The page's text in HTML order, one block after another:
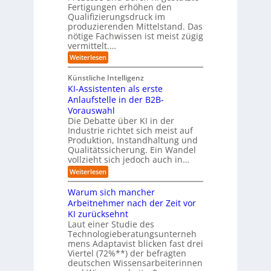
i
c
h
e
n
r
e
-
G
e
f
a
h
h
e
r
(
u
n
d
u
n
e
q
u
e
m
e
r
)
B
l
i
k
a
u
f
K
I
-
A
g
Fertigungen erhöhen den
Qualifizierungsdruck im
produzierenden Mittelstand. Das
nötige Fachwissen ist meist zügig
vermittelt.…
Weiterlesen:
L
e
r
n
e
n
m
u
s
s
a
u
c
h
A
b
l
ä
u
f
e
v
e
r
ä
Künstliche Intelligenz
KI-Assistenten als erste
Anlaufstelle in der B2B-
Vorauswahl
Die Debatte über KI in der
Industrie richtet sich meist auf
Produktion, Instandhaltung und
Qualitätssicherung. Ein Wandel
vollzieht sich jedoch auch in…
Weiterlesen:
K
I
-
A
s
s
i
s
t
e
n
Warum sich mancher
Arbeitnehmer nach der Zeit vor
KI zurücksehnt
Laut einer Studie des
Technologieberatungsunterneh
mens Adaptavist blicken fast drei
Viertel (72%**) der befragten
deutschen Wissensarbeiterinnen